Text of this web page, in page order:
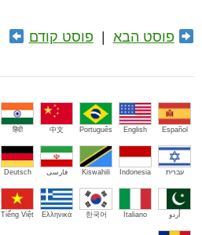
פוסט הבא פוסט קודם
Español
English
Português
中文
हिंदी
עברית Indonesia
Kiswahili فارسی Deutsch
اُردو Italiano
한국어
Ελληνικά
Tiếng Việt